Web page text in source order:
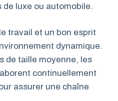
luxe ou automobile.
travail et un bon esprit
dynamique.
de taille moyenne, les
continuellement
assurer une chaîne